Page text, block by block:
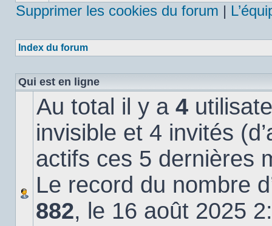
Supprimer les cookies du forum |
Index du forum
Qui est en ligne
Au total il y a 4
invisible et 4 invités
actifs ces 5 dernières
Le record du nombre
882, le 16 août 2025